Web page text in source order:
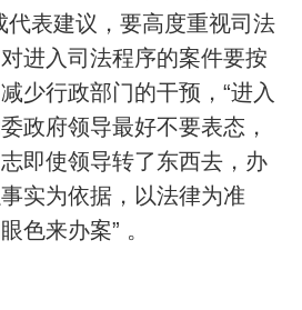
代表建议，要高度重视司法
进入司法程序的案件要按
少行政部门的干预，“进入
政府领导最好不要表态，
即使领导转了东西去，办
实为依据，以法律为准
色来办案” 。